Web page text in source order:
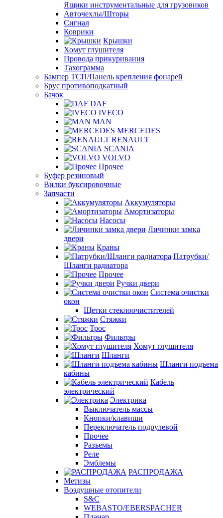
Ящики инструментальные для грузовиков
Авточехлы/Шторы
Сигнал
Коврики
Крышки
Хомут глушителя
Провода прикуривания
Тахограмма
Бампер ТСП/Панель крепления фонарей
Брус противоподкатный
Бачок
DAF
IVECO
MAN
MERCEDES
RENAULT
SCANIA
VOLVO
Прочее
Буфер резиновый
Вилки буксировочные
Запчасти
Аккумуляторы
Амортизаторы
Насосы
Личинки замка
двери
Краны
Патрубки/
Шланги радиатора
Прочее
Ручки двери
Система очистки
окон
Щетки стеклоочистителей
Стяжки
Трос
Фильтры
Хомут глушителя
Шланги
Шланги подъема
кабины
Кабель
электрический
Электрика
Выключатель массы
Кнопки/клавиши
Переключатель подрулевой
Прочее
Разъемы
Реле
Эмблемы
РАСПРОДАЖА
Метизы
Воздушные отопители
S&C
WEBASTO/EBERSPACHER